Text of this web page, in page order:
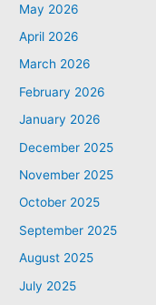
May 2026
April 2026
March 2026
February 2026
January 2026
December 2025
November 2025
October 2025
September 2025
August 2025
July 2025